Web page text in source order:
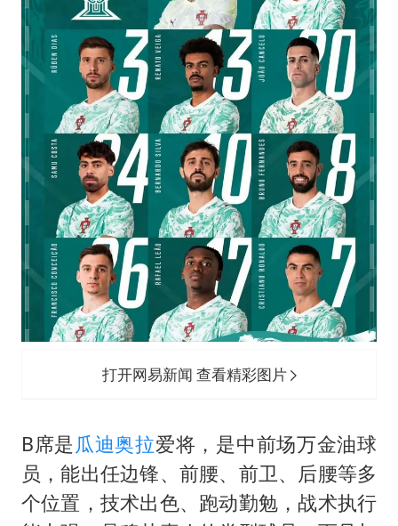
打开网易新闻 查看精彩图片
B席是 瓜迪奥拉爱将，是中前场万金油球
员，能出任边锋、前腰、前卫、后腰等多
个位置，技术出色、跑动勤勉，战术执行